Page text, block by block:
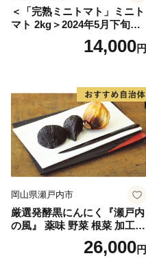
＜「完熟ミニトマト」ミニト
マト 2kg＞2024年5月下旬迄
に順次出荷 野菜ソムリエサ
ミット アルル・リリカ共に
県 高鍋町産 産地直送 有機肥
料使用 高糖度 西森農園
14,000円
岡山県瀬戸内市
厳選発酵黒にんにく『瀬戸内
の風』 薬味 野菜 根菜 加工食
26,000円